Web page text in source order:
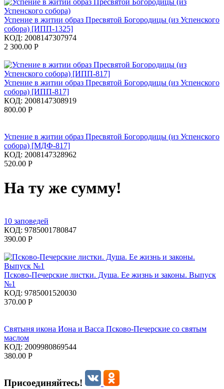
Успение в житии образ Пресвятой Богородицы (из Успенского
собора) [ИПП-1325]
КОД: 2008147307974
2 300.00 Р
Успение в житии образ Пресвятой Богородицы (из Успенского
собора) [ИПП-817]
КОД: 2008147308919
800.00 Р
Успение в житии образ Пресвятой Богородицы (из Успенского
собора) [МДФ-817]
КОД: 2008147328962
520.00 Р
На ту же сумму!
10 заповедей
КОД: 9785001780847
390.00 Р
Псково-Печерские листки. Душа. Ее жизнь и законы. Выпуск
№1
КОД: 9785001520030
370.00 Р
Святыня икона Иона и Васса Псково-Печерские со святым
маслом
КОД: 2009980869544
380.00 Р
Присоединяйтесь!